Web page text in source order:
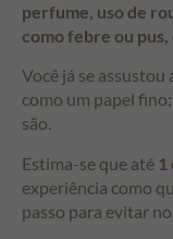
perfume, uso de
como febre ou pus,
Você já se
como um papel
são.
Estima-se que até 1
experiência como
passo para evitar